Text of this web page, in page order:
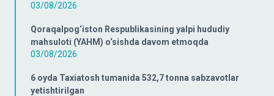
03/08/2026
Qoraqalpog‘iston Respublikasining yalpi hududiy
mahsuloti (YAHM) o‘sishda davom etmoqda
03/08/2026
6 oyda Taxiatosh tumanida 532,7 tonna sabzavotlar
yetishtirilgan